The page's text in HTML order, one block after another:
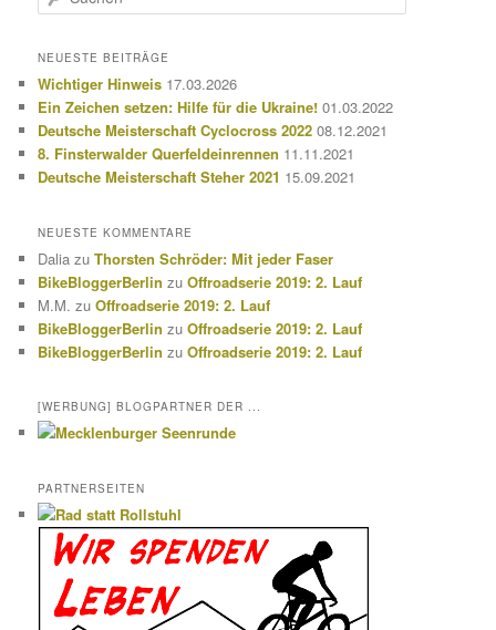
u
h
n
NEUESTE BEITRÄGE
Wichtiger Hinweis 17.03.2026
Ein Zeichen setzen: Hilfe für die Ukraine! 01.03.2022
Deutsche Meisterschaft Cyclocross 2022 08.12.2021
8. Finsterwalder Querfeldeinrennen 11.11.2021
Deutsche Meisterschaft Steher 2021 15.09.2021
NEUESTE KOMMENTARE
Dalia zuThorsten Schröder: Mit jeder Faser
BikeBloggerBerlin zuOffroadserie 2019: 2. Lauf
M.M. zuOffroadserie 2019: 2. Lauf
BikeBloggerBerlin zuOffroadserie 2019: 2. Lauf
BikeBloggerBerlin zuOffroadserie 2019: 2. Lauf
[WERBUNG] BLOGPARTNER DER ...
PARTNERSEITEN